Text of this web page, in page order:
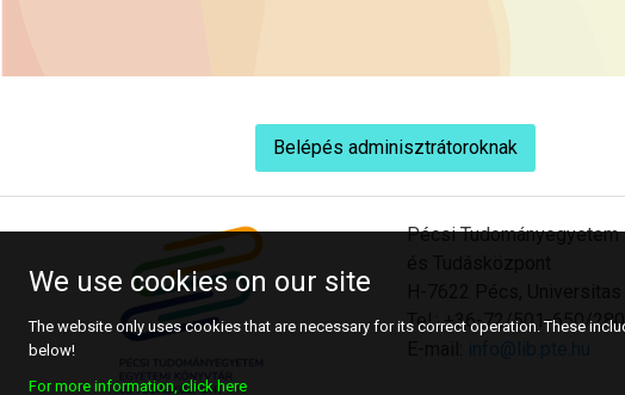
Belépés adminisztrátoroknak
Pécsi
Tel.: +36-72/501-650/
We use cookies on our site
The website only uses cookies that are necessary for its correct operation. These
below!
For more information, click here